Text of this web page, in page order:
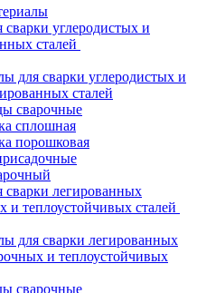
углеродистых и
сталей
для сварки углеродистых и
сталей
сварочные
сплошная
порошковая
легированных
и теплоустойчивых сталей
для сварки легированных
и теплоустойчивых
сварочные